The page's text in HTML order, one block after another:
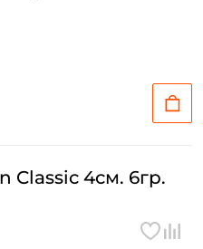
Classic 4см. 6гр.